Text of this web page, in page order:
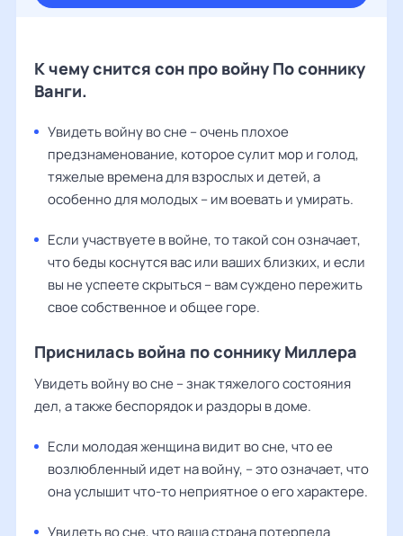
К чему снится сон про войну По соннику
Ванги.
Увидеть войну во сне – очень плохое
предзнаменование, которое сулит мор и голод,
тяжелые времена для взрослых и детей, а
особенно для молодых – им воевать и умирать.
Если участвуете в войне, то такой сон означает,
что беды коснутся вас или ваших близких, и если
вы не успеете скрыться – вам суждено пережить
свое собственное и общее горе.
Приснилась война по соннику Миллера
Увидеть войну во сне – знак тяжелого состояния
дел, а также беспорядок и раздоры в доме.
Если молодая женщина видит во сне, что ее
возлюбленный идет на войну, – это означает, что
она услышит что-то неприятное о его характере.
Увидеть во сне, что ваша страна потерпела